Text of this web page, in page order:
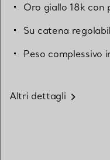
Oro giallo 18k con
Su catena
Peso complessivo
Altri dettagli